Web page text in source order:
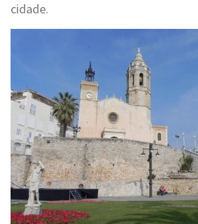
cidade.